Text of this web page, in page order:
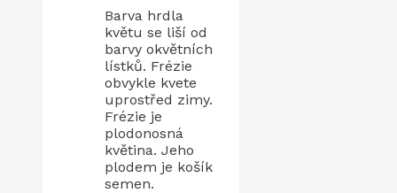
Barva hrdla
květu se liší od
barvy okvětních
lístků. Frézie
obvykle kvete
uprostřed zimy.
Frézie je
plodonosná
květina. Jeho
plodem je košík
semen.